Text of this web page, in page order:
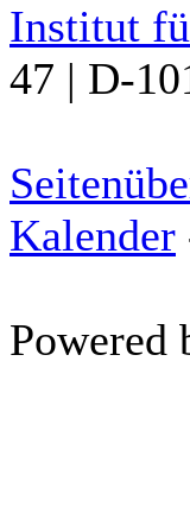
Institut
47 | D-
Kalender
Powered